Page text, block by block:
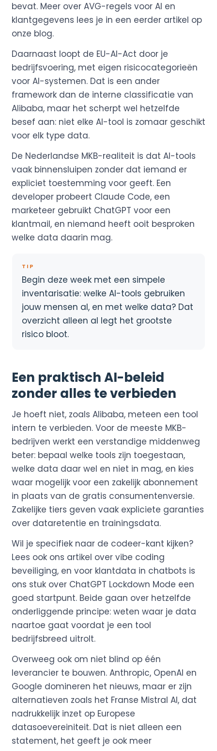
bevat. Meer over AVG-regels voor AI en
klantgegevens lees je in een eerder artikel op
onze blog.
Daarnaast loopt de EU-AI-Act door je
bedrijfsvoering, met eigen risicocategorieën
voor AI-systemen. Dat is een ander
framework dan de interne classificatie van
Alibaba, maar het scherpt wel hetzelfde
besef aan: niet elke AI-tool is zomaar geschikt
voor elk type data.
De Nederlandse MKB-realiteit is dat AI-tools
vaak binnensluipen zonder dat iemand er
expliciet toestemming voor geeft. Een
developer probeert Claude Code, een
marketeer gebruikt ChatGPT voor een
klantmail, en niemand heeft ooit besproken
welke data daarin mag.
TIP
Begin deze week met een simpele
inventarisatie: welke AI-tools gebruiken
jouw mensen al, en met welke data? Dat
overzicht alleen al legt het grootste
risico bloot.
Een praktisch AI-beleid
zonder alles te verbieden
Je hoeft niet, zoals Alibaba, meteen een tool
intern te verbieden. Voor de meeste MKB-
bedrijven werkt een verstandige middenweg
beter: bepaal welke tools zijn toegestaan,
welke data daar wel en niet in mag, en kies
waar mogelijk voor een zakelijk abonnement
in plaats van de gratis consumentenversie.
Zakelijke tiers geven vaak expliciete garanties
over dataretentie en trainingsdata.
Wil je specifiek naar de codeer-kant kijken?
Lees ook ons artikel over vibe coding
beveiliging, en voor klantdata in chatbots is
ons stuk over ChatGPT Lockdown Mode een
goed startpunt. Beide gaan over hetzelfde
onderliggende principe: weten waar je data
naartoe gaat voordat je een tool
bedrijfsbreed uitrolt.
Overweeg ook om niet blind op één
leverancier te bouwen. Anthropic, OpenAI en
Google domineren het nieuws, maar er zijn
alternatieven zoals het Franse Mistral AI, dat
nadrukkelijk inzet op Europese
datasoevereiniteit. Dat is niet alleen een
statement, het geeft je ook meer